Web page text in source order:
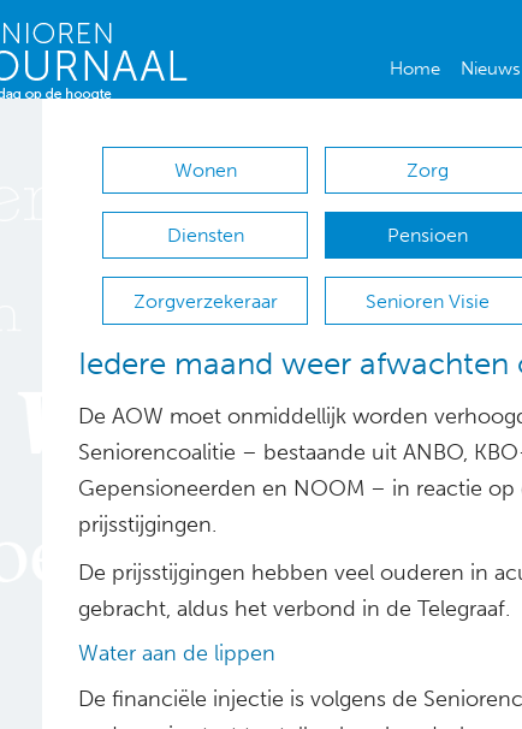
Home Nieuws
Wonen Zorg
Diensten Pensioen
Zorgverzekeraar Senioren Visie
Iedere maand weer afwachten
De AOW moet onmiddellijk worden
Seniorencoalitie – bestaande uit ANBO,
Gepensioneerden en NOOM – in reactie op
prijsstijgingen.
De prijsstijgingen hebben veel ouderen in
gebracht, aldus het verbond in de Telegraaf.
Water aan de lippen
De financiële injectie is volgens de